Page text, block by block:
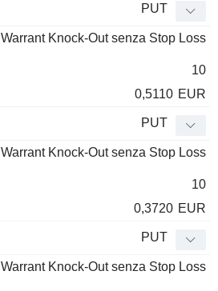
PUT
Warrant Knock-Out senza Stop Loss
10
0,5110 EUR
PUT
Warrant Knock-Out senza Stop Loss
10
0,3720 EUR
PUT
Warrant Knock-Out senza Stop Loss